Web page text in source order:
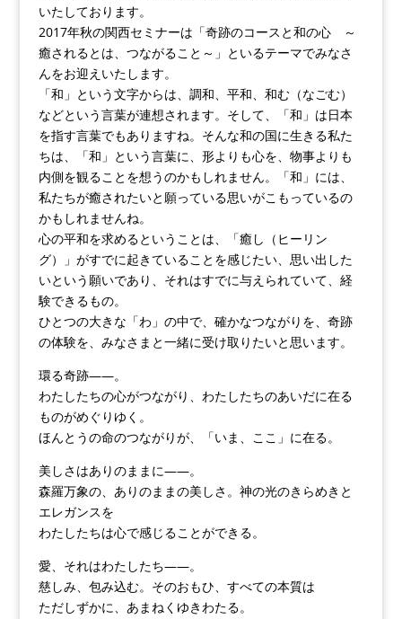
いたしております。
2017年秋の関西セミナーは「奇跡のコースと和の心 ～
癒されるとは、つながること～」といるテーマでみなさ
んをお迎えいたします。
「和」という文字からは、調和、平和、和む（なごむ）
などという言葉が連想されます。そして、「和」は日本
を指す言葉でもありますね。そんな和の国に生きる私た
ちは、「和」という言葉に、形よりも心を、物事よりも
内側を観ることを想うのかもしれません。「和」には、
私たちが癒されたいと願っている思いがこもっているの
かもしれませんね。
心の平和を求めるということは、「癒し（ヒーリン
グ）」がすでに起きていることを感じたい、思い出した
いという願いであり、それはすでに与えられていて、経
験できるもの。
ひとつの大きな「わ」の中で、確かなつながりを、奇跡
の体験を、みなさまと一緒に受け取りたいと思います。
環る奇跡――。
わたしたちの心がつながり、わたしたちのあいだに在る
ものがめぐりゆく。
ほんとうの命のつながりが、「いま、ここ」に在る。
美しさはありのままに――。
森羅万象の、ありのままの美しさ。神の光のきらめきと
エレガンスを
わたしたちは心で感じることができる。
愛、それはわたしたち――。
慈しみ、包み込む。そのおもひ、すべての本質は
ただしずかに、あまねくゆきわたる。